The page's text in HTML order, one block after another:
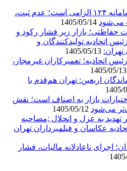
ثبت قیمت کالا و خدمات در سامانه ۱۲۴ الزامی است؛ عدم ثبت،
بازار زیر فشار رکود و
اتحادیه تولیدکنندگان و
تهران:
اتحادیه؛ تعمیرکاران غیرمجاز،
اربعین: تهران هم‌قدم با
بازار به اصناف است؛ نقش
می‌شود
تهدید به عزل و انحلال ;مصاحبه
عکاسان و فیلمبرداران تهران
اجرای ناعادلانه مالیات، فشار